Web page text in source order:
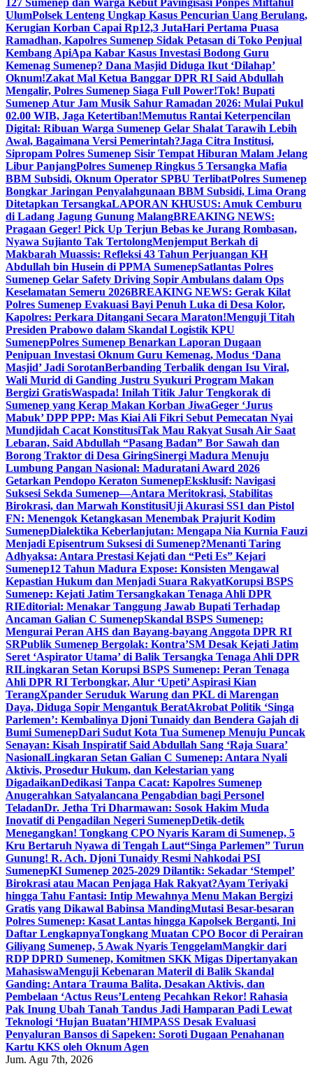
127 Sumenep dan Warga Kebut Pavingisasi Ponpes Miftahul
UlumPolsek Lenteng Ungkap Kasus Pencurian Uang Berulang,
Kerugian Korban Capai Rp12,3 JutaHari Pertama Puasa
Ramadhan, Kapolres Sumenep Sidak Petasan di Toko Penjual
Kembang ApiApa Kabar Kasus Investasi Bodong Guru
Kemenag Sumenep? Dana Masjid Diduga Ikut ‘Dilahap’
Oknum!Zakat Mal Ketua Banggar DPR RI Said Abdullah
Mengalir, Polres Sumenep Siaga Full Power!Tok! Bupati
Sumenep Atur Jam Musik Sahur Ramadan 2026: Mulai Pukul
02.00 WIB, Jaga Ketertiban!Memutus Rantai Keterpencilan
Digital: Ribuan Warga Sumenep Gelar Shalat Tarawih Lebih
Awal, Bagaimana Versi Pemerintah?Jaga Citra Institusi,
Sipropam Polres Sumenep Sisir Tempat Hiburan Malam Jelang
Libur PanjangPolres Sumenep Ringkus 5 Tersangka Mafia
BBM Subsidi, Oknum Operator SPBU TerlibatPolres Sumenep
Bongkar Jaringan Penyalahgunaan BBM Subsidi, Lima Orang
Ditetapkan TersangkaLAPORAN KHUSUS: Amuk Cemburu
di Ladang Jagung Gunung MalangBREAKING NEWS:
Pragaan Geger! Pick Up Terjun Bebas ke Jurang Rombasan,
Nyawa Sujianto Tak TertolongMenjemput Berkah di
Makbarah Muassis: Refleksi 43 Tahun Perjuangan KH
Abdullah bin Husein di PPMA SumenepSatlantas Polres
Sumenep Gelar Safety Driving Sopir Ambulans dalam Ops
Keselamatan Semeru 2026BREAKING NEWS: Gerak Kilat
Polres Sumenep Evakuasi Bayi Penuh Luka di Desa Kolor,
Kapolres: Perkara Ditangani Secara Maraton!Menguji Titah
Presiden Prabowo dalam Skandal Logistik KPU
SumenepPolres Sumenep Benarkan Laporan Dugaan
Penipuan Investasi Oknum Guru Kemenag, Modus ‘Dana
Masjid’ Jadi SorotanBerbanding Terbalik dengan Isu Viral,
Wali Murid di Ganding Justru Syukuri Program Makan
Bergizi GratisWaspada! Inilah Titik Jalur Tengkorak di
Sumenep yang Kerap Makan Korban JiwaGeger ‘Jurus
Mabuk’ DPP PPP: Mas Kiai Ali Fikri Sebut Pemecatan Nyai
Mundjidah Cacat KonstitusiTak Mau Rakyat Susah Air Saat
Lebaran, Said Abdullah “Pasang Badan” Bor Sawah dan
Borong Traktor di Desa GiringSinergi Madura Menuju
Lumbung Pangan Nasional: Maduratani Award 2026
Getarkan Pendopo Keraton SumenepEksklusif: Navigasi
Suksesi Sekda Sumenep—Antara Meritokrasi, Stabilitas
Birokrasi, dan Marwah KonstitusiUji Akurasi SS1 dan Pistol
FN: Menengok Ketangkasan Menembak Prajurit Kodim
SumenepDialektika Keberlanjutan: Mengapa Nia Kurnia Fauzi
Menjadi Episentrum Suksesi di Sumenep?Menanti Taring
Adhyaksa: Antara Prestasi Kejati dan “Peti Es” Kejari
Sumenep12 Tahun Madura Expose: Konsisten Mengawal
Kepastian Hukum dan Menjadi Suara RakyatKorupsi BSPS
Sumenep: Kejati Jatim Tersangkakan Tenaga Ahli DPR
RIEditorial: Menakar Tanggung Jawab Bupati Terhadap
Ancaman Galian C SumenepSkandal BSPS Sumenep:
Mengurai Peran AHS dan Bayang-bayang Anggota DPR RI
SRPublik Sumenep Bergolak: Kontra’SM Desak Kejati Jatim
Seret ‘Aspirator Utama’ di Balik Tersangka Tenaga Ahli DPR
RILingkaran Setan Korupsi BSPS Sumenep: Peran Tenaga
Ahli DPR RI Terbongkar, Alur ‘Upeti’ Aspirasi Kian
TerangXpander Seruduk Warung dan PKL di Marengan
Daya, Diduga Sopir Mengantuk BeratAkrobat Politik ‘Singa
Parlemen’: Kembalinya Djoni Tunaidy dan Bendera Gajah di
Bumi SumenepDari Sudut Kota Tua Sumenep Menuju Puncak
Senayan: Kisah Inspiratif Said Abdullah Sang ‘Raja Suara’
NasionalLingkaran Setan Galian C Sumenep: Antara Nyali
Aktivis, Prosedur Hukum, dan Kelestarian yang
DigadaikanDedikasi Tanpa Cacat: Kapolres Sumenep
Anugerahkan Satyalancana Pengabdian bagi Personel
TeladanDr. Jetha Tri Dharmawan: Sosok Hakim Muda
Inovatif di Pengadilan Negeri SumenepDetik-detik
Menegangkan! Tongkang CPO Nyaris Karam di Sumenep, 5
Kru Bertaruh Nyawa di Tengah Laut“Singa Parlemen” Turun
Gunung! R. Ach. Djoni Tunaidy Resmi Nahkodai PSI
SumenepKI Sumenep 2025-2029 Dilantik: Sekadar ‘Stempel’
Birokrasi atau Macan Penjaga Hak Rakyat?Ayam Teriyaki
hingga Tahu Fantasi: Intip Mewahnya Menu Makan Bergizi
Gratis yang Dikawal Babinsa MandingMutasi Besar-besaran
Polres Sumenep: Kasat Lantas hingga Kapolsek Berganti, Ini
Daftar LengkapnyaTongkang Muatan CPO Bocor di Perairan
Giliyang Sumenep, 5 Awak Nyaris TenggelamMangkir dari
RDP DPRD Sumenep, Komitmen SKK Migas Dipertanyakan
MahasiswaMenguji Kebenaran Materil di Balik Skandal
Ganding: Antara Trauma Balita, Desakan Aktivis, dan
Pembelaan ‘Actus Reus’Lenteng Pecahkan Rekor! Rahasia
Pak Inung Ubah Tanah Tandus Jadi Hamparan Padi Lewat
Teknologi ‘Hujan Buatan’HIMPASS Desak Evaluasi
Penyaluran Bansos di Sapeken: Soroti Dugaan Penahanan
Kartu KKS oleh Oknum Agen
Jum. Agu 7th, 2026